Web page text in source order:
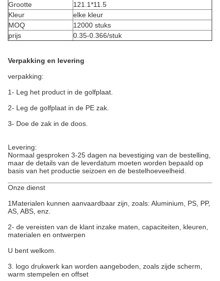
Grootte
121.1*11.5
Kleur
elke kleur
MOQ
12000 stuks
prijs
0.35-0.366/stuk
Verpakking en levering
verpakking:
1- Leg het product in de golfplaat.
2- Leg de golfplaat in de PE zak.
3- Doe de zak in de doos.
Levering:
Normaal gesproken 3-25 dagen na bevestiging van de bestelling,
maar de details van de leverdatum moeten worden bepaald op
basis van het productie seizoen en de bestelhoeveelheid.
Onze dienst
1Materialen kunnen aanvaardbaar zijn, zoals: Aluminium, PS, PP,
AS, ABS, enz.
2- de vereisten van de klant inzake maten, capaciteiten, kleuren,
materialen en ontwerpen
U bent welkom.
3. logo drukwerk kan worden aangeboden, zoals zijde scherm,
warm stempelen en offset